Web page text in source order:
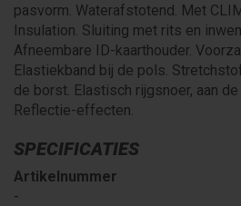
pasvorm. Waterafstotend. Met
Insulation. Sluiting met rits en
Afneembare ID-kaarthouder.
Elastiekband bij de pols.
de borst. Elastisch rijgsnoer, aan
Reflectie-effecten.
SPECIFICATIES
Artikelnummer
-